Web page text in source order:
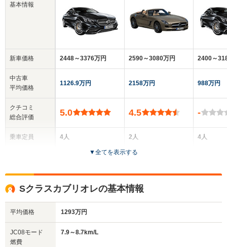
基本情報
新車価格
中古車
平均価格
クチコミ
総合評価
乗車定員
サイズ
(全長x全幅x全高)
2448～3376万円
1126.9万円
5.0
4人
全高
1.43m
全幅
1.92m
2590～3080万円
2158万円
4.5
2人
2ドア
2400～
988万円
-
4人
▼全てを表示する
Sクラスカブリオレの基本情報
平均価格 1293万円
JC08モード
燃費
7.9～8.7km/L